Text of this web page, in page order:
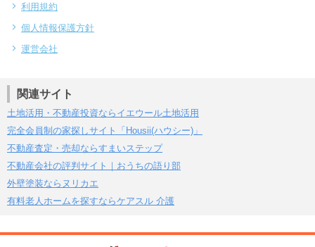
利用規約
個人情報保護方針
運営会社
関連サイト
土地活用・不動産投資ならイエウール土地活用
完全会員制の家探しサイト「Housii(ハウシー)」
不動産査定・売却ならすまいステップ
不動産会社の評判サイト｜おうちの語り部
外壁塗装ならヌリカエ
有料老人ホームを探すならケアスル 介護